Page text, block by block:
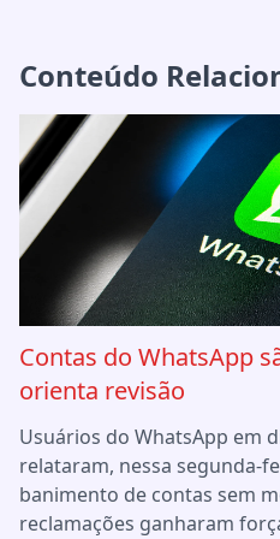
Conteúdo
Contas do WhatsApp
orienta revisão
Usuários do WhatsApp em
relataram, nessa segunda-
banimento de contas sem
reclamações ganharam